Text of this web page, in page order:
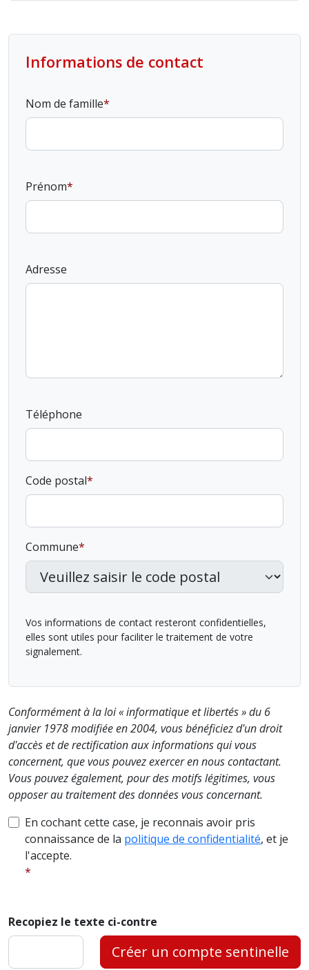
Informations de contact
Nom de famille
Prénom
Adresse
Téléphone
Code postal
Commune
Vos informations de contact resteront confidentielles,
elles sont utiles pour faciliter le traitement de votre
signalement.
Conformément à la loi « informatique et libertés » du 6
janvier 1978 modifiée en 2004, vous bénéficiez d'un droit
d'accès et de rectification aux informations qui vous
concernent, que vous pouvez exercer en nous contactant.
Vous pouvez également, pour des motifs légitimes, vous
opposer au traitement des données vous concernant.
En cochant cette case, je reconnais avoir pris
connaissance de la politique de confidentialité, et je
l'accepte.
Recopiez le texte ci-contre
Créer un compte sentinelle